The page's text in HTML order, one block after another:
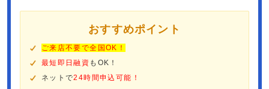
おすすめポイント
ご来店不要で全国OK！
最短即日融資 もOK！
ネットで24時間申込可能！